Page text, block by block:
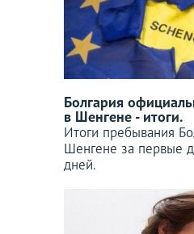
Болгария
в Шенгене - итоги.
Итоги пребывания
Шенгене за первые
дней.